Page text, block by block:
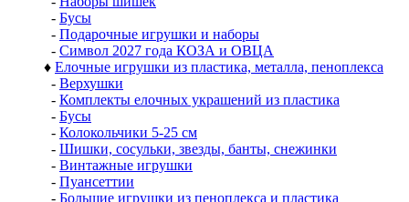
- Бусы
- Подарочные игрушки и наборы
- Символ 2027 года КОЗА и ОВЦА
♦ Елочные игрушки из пластика, металла, пеноплекса
- Верхушки
- Комплекты елочных украшений из пластика
- Бусы
- Колокольчики 5-25 см
- Шишки, сосульки, звезды, банты, снежинки
- Винтажные игрушки
- Пуансеттии
- Большие игрушки из пеноплекса и пластика